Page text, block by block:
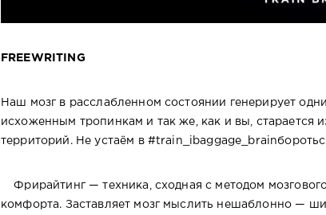
FREEWRITING
Наш мозг в расслабленном состоянии генерирует
исхоженным тропинкам и так же, как и вы, старается
территорий. Не устаём в
Фрирайтинг — техника, сходная с методом
комфорта. Заставляет мозг мыслить нешаблонно —